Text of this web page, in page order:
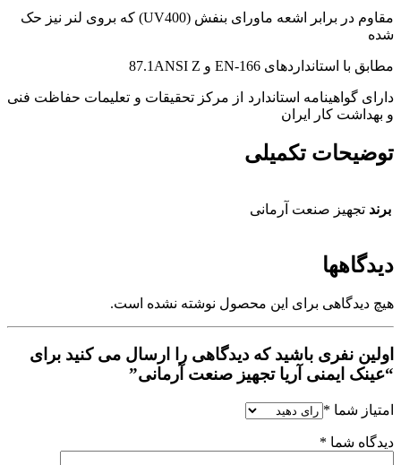
مقاوم در برابر اشعه ماورای بنفش (UV400) که بروی لنر نیز حک
شده
مطابق با استانداردهای 166-EN و 87.1ANSI Z
دارای گواهینامه استاندارد از مرکز تحقیقات و تعلیمات حفاظت فنی
و بهداشت کار ایران
توضیحات تکمیلی
برند تجهیز صنعت آرمانی
دیدگاهها
هیچ دیدگاهی برای این محصول نوشته نشده است.
اولین نفری باشید که دیدگاهی را ارسال می کنید برای
“عینک ایمنی آریا تجهیز صنعت آرمانی”
امتیاز شما *
دیدگاه شما *